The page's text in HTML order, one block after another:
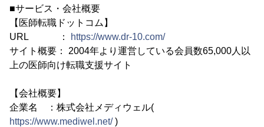
■サービス・会社概要
【医師転職ドットコム】
URL ：
https://www.dr-10.com/
サイト概要： 2004年より運営している会員数65,000人以
上の医師向け転職支援サイト
【会社概要】
企業名 ：株式会社メディウェル(
https://www.mediwel.net/)